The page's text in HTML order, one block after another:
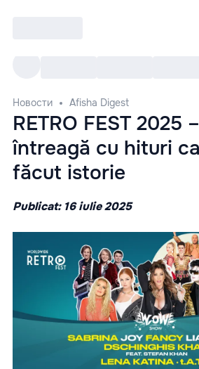
Новости Afisha Digest
RETRO FEST 2025
întreagă cu hituri
făcut istorie
Publicat: 16 iulie 2025